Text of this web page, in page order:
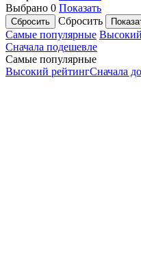
Выбрано 0 Показать
Сбросить
Самые популярные
Сначала подешевле
Самые популярные
Высокий рейтингСначала